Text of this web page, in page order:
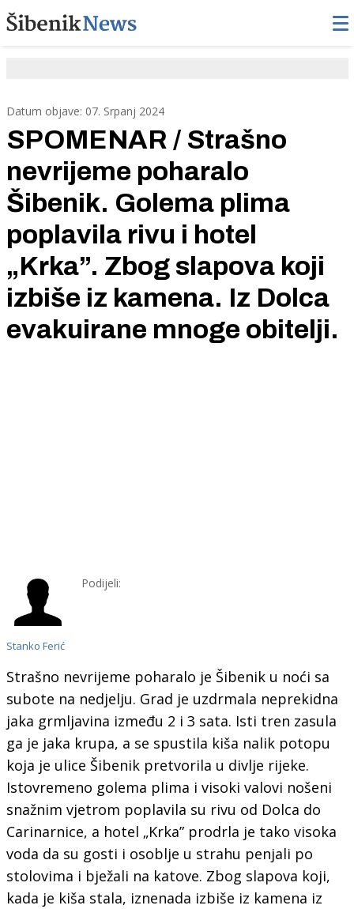
Datum objave: 07. Srpanj 2024
SPOMENAR / Strašno
nevrijeme poharalo
Šibenik. Golema plima
poplavila rivu i hotel
„Krka”. Zbog slapova koji
izbiše iz kamena. Iz Dolca
evakuirane mnoge obitelji.
Stanko Ferić
Podijeli:
Strašno nevrijeme poharalo je Šibenik u noći sa
subote na nedjelju. Grad je uzdrmala neprekidna
jaka grmljavina između 2 i 3 sata. Isti tren zasula
ga je jaka krupa, a se spustila kiša nalik potopu
koja je ulice Šibenik pretvorila u divlje rijeke.
Istovremeno golema plima i visoki valovi nošeni
snažnim vjetrom poplavila su rivu od Dolca do
Carinarnice, a hotel „Krka” prodrla je tako visoka
voda da su gosti i osoblje u strahu penjali po
stolovima i bježali na katove. Zbog slapova koji,
kada je kiša stala, iznenada izbiše iz kamena iz